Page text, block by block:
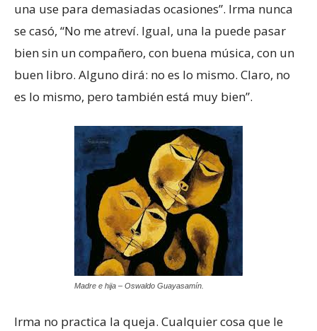
una use para demasiadas ocasiones”. Irma nunca
se casó, “No me atreví. Igual, una la puede pasar
bien sin un compañero, con buena música, con un
buen libro. Alguno dirá: no es lo mismo. Claro, no
es lo mismo, pero también está muy bien”.
Madre e hija – Oswaldo Guayasamín.
Irma no practica la queja. Cualquier cosa que le